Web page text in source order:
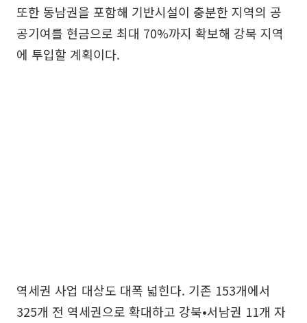
또한 동남권을 포함해 기반시설이 충분한 지역의 공
공기여를 현금으로 최대 70%까지 확보해 강북 지역
에 투입할 계획이다.
역세권 사업 대상도 대폭 넓힌다. 기존 153개에서
325개 전 역세권으로 확대하고 강북•서남권 11개 자